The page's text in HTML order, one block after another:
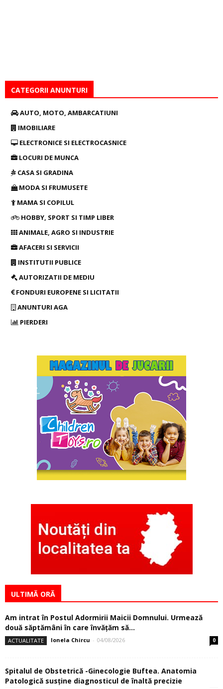
CATEGORII ANUNTURI
AUTO, MOTO, AMBARCATIUNI
IMOBILIARE
ELECTRONICE SI ELECTROCASNICE
LOCURI DE MUNCA
CASA SI GRADINA
MODA SI FRUMUSETE
MAMA SI COPILUL
HOBBY, SPORT SI TIMP LIBER
ANIMALE, AGRO SI INDUSTRIE
AFACERI SI SERVICII
INSTITUTII PUBLICE
AUTORIZATII DE MEDIU
FONDURI EUROPENE SI LICITATII
ANUNTURI AGA
PIERDERI
ULTIMĂ ORĂ
Am intrat în Postul Adormirii Maicii Domnului. Urmează
două săptămâni în care învăţăm să...
ACTUALITATE Ionela Chircu - 04/08/2026 0
Spitalul de Obstetrică -Ginecologie Buftea. Anatomia
Patologică susţine diagnosticul de înaltă precizie